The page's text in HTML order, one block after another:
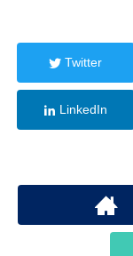
Twitter
LinkedIn